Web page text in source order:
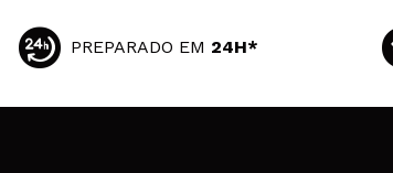
PREPARADO EM 24H*